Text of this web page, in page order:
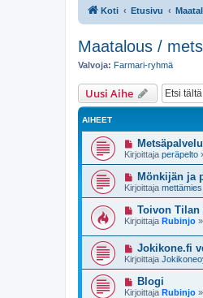
Koti Etusivu
Maatalous /
Valvoja: Farmari-ryhmä
Uusi Aihe
AIHEET
Kirjoittaja peräpelto
Mönkijän ja
Kirjoittaja mettämies
Toivon
Kirjoittaja Rubinjo »
Jokikone.fi
Kirjoittaja
Blogi
Kirjoittaja Rubinjo »